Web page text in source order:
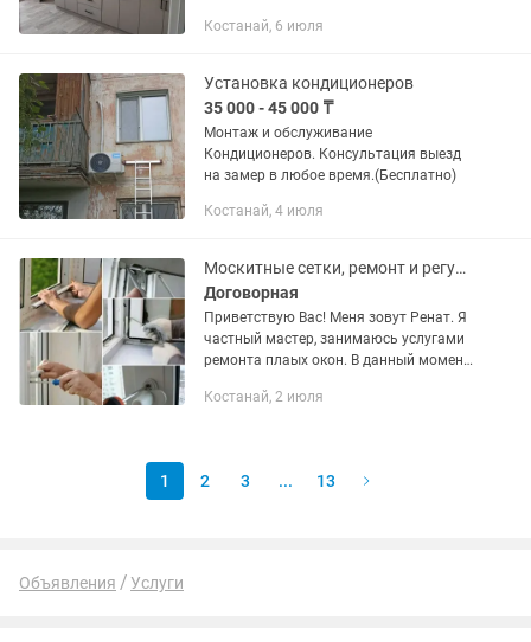
Костанай, 6 июля
Установка кондиционеров
35 000 - 45 000 ₸
Монтаж и обслуживание
Кондиционеров. Консультация выезд
на замер в любое время.(Бесплатно)
Костанай, 4 июля
Москитные сетки, ремонт и регулировка платных окон
Договорная
Приветствую Вас! Меня зовут Ренат. Я
частный мастер, занимаюсь услугами
ремонта плаых окон. В данный момент
к вам сразу с ремонтом и материалом,
Костанай, 2 июля
1 2 3 ... 13
Объявления Услуги